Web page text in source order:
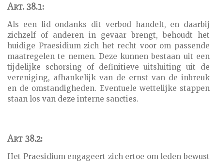
Art. 38.1:
Als een lid ondanks dit verbod handelt, en daarbij
zichzelf of anderen in gevaar brengt, behoudt het
huidige Praesidium zich het recht voor om passende
maatregelen te nemen. Deze kunnen bestaan uit een
tijdelijke schorsing of definitieve uitsluiting uit de
vereniging, afhankelijk van de ernst van de inbreuk
en de omstandigheden. Eventuele wettelijke stappen
staan los van deze interne sancties.
Art 38.2:
Het Praesidium engageert zich ertoe om leden bewust